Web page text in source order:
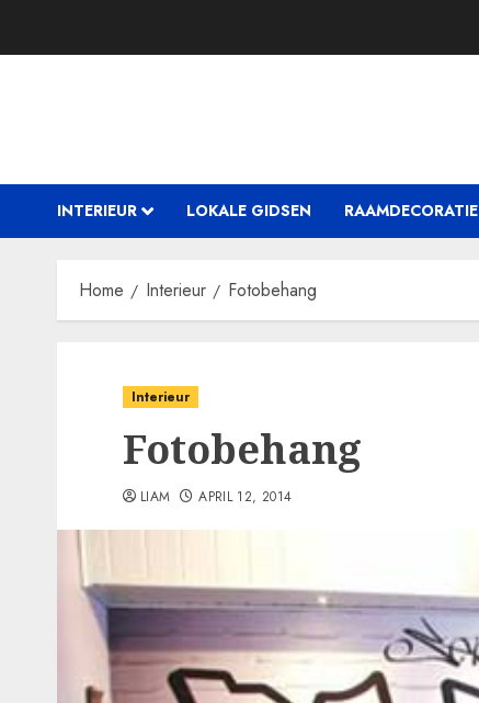
INTERIEUR LOKALE GIDSEN RAAMDECORATIE
Home Interieur Fotobehang
Interieur
Fotobehang
LIAM APRIL 12, 2014